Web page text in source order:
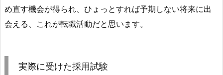
め直す機会が得られ、ひょっとすれば予期しない将来に出
会える、これが転職活動だと思います。
実際に受けた採用試験